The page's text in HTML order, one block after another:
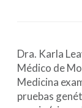
Dra. Karla
Médico de
Medicina
pruebas